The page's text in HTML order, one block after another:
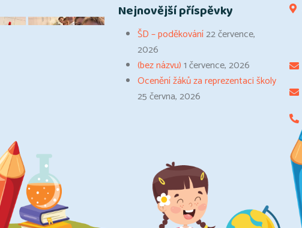
Nejnovější příspěvky
ŠD – poděkování22 července,
2026
(bez názvu)1 července, 2026
Ocenění žáků za reprezentaci školy
25 června, 2026